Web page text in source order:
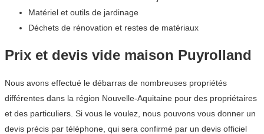
Matériel et outils de jardinage
Déchets de rénovation et restes de matériaux
Prix et devis vide maison Puyrolland
Nous avons effectué le débarras de nombreuses propriétés
différentes dans la région Nouvelle-Aquitaine pour des propriétaires
et des particuliers. Si vous le voulez, nous pouvons vous donner un
devis précis par téléphone, qui sera confirmé par un devis officiel